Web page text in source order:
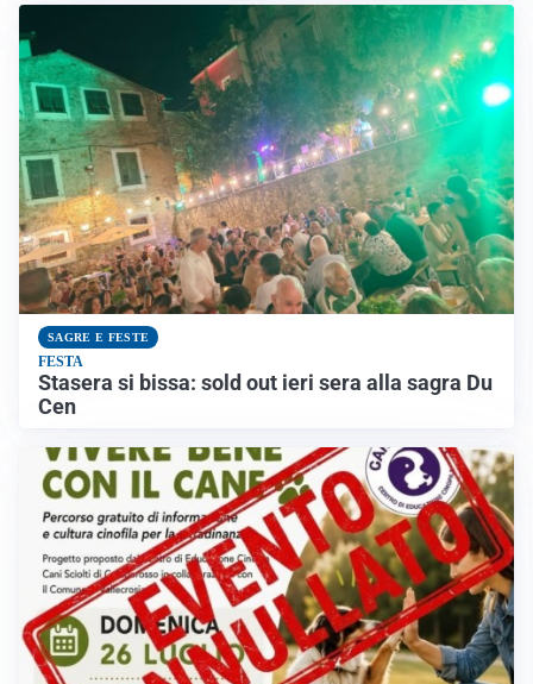
SAGRE E FESTE
FESTA
Stasera si bissa: sold out ieri sera alla sagra Du
Cen